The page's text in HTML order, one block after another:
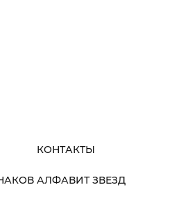
КОНТАКТЫ
АЛФАВИТ ЗВЕЗД